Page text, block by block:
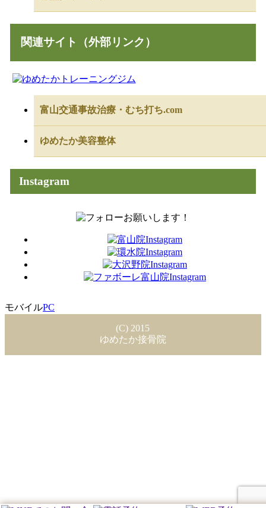
関連サイト（外部リンク）
富山交通事故治療・むち打ち.com
ゆめたか美容整体
Instagram
モバイルPC
(C) 2015
ゆめたか接骨院